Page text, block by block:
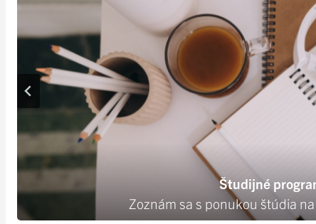
Študijné
Zoznám sa s ponukou štúdia na
Doktorandský
Všetky dôležité informácie o